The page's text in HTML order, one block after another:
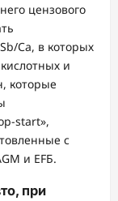
цензового
Сa, в которых
и
которые
start»,
с
и EFБ.
при